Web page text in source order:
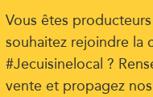
Vous êtes
souhaitez rejoindre la
#Jecuisinelocal ?
vente et propagez